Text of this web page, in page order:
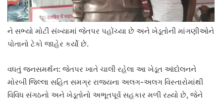
ને સભ્યો મોટી સંખ્યામાં જેતપર પહોંચ્યા છે અને ખેડૂતોની માંગણીઓને
પોતાનો ટેકો જાહેર કર્યો છે.
વધતું જનસમર્થન: જેતપર ખાતે ચાલી રહેલા આ ખેડૂત આંદોલનને
મોરબી જિલ્લા સહિત સમગ્ર રાજ્યના અલગ-અલગ વિસ્તારોમાંથી
વિવિધ સંગઠનો અને ખેડૂતોનો અભૂતપૂર્વ સહકાર મળી રહ્યો છે, જેને